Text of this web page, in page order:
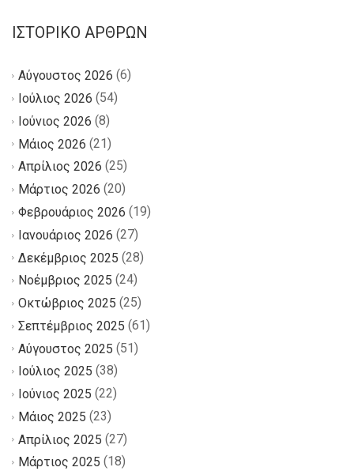
ΙΣΤΟΡΙΚΌ ΆΡΘΡΩΝ
Αύγουστος 2026 (6)
Ιούλιος 2026 (54)
Ιούνιος 2026 (8)
Μάιος 2026 (21)
Απρίλιος 2026 (25)
Μάρτιος 2026 (20)
Φεβρουάριος 2026 (19)
Ιανουάριος 2026 (27)
Δεκέμβριος 2025 (28)
Νοέμβριος 2025 (24)
Οκτώβριος 2025 (25)
Σεπτέμβριος 2025 (61)
Αύγουστος 2025 (51)
Ιούλιος 2025 (38)
Ιούνιος 2025 (22)
Μάιος 2025 (23)
Απρίλιος 2025 (27)
Μάρτιος 2025 (18)